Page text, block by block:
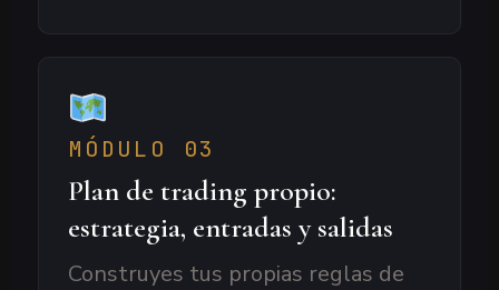
MÓDULO 03
Plan de trading propio:
estrategia, entradas y salidas
Construyes tus propias reglas de